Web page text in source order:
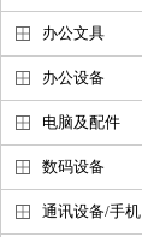
办公文具
办公设备
电脑及配件
数码设备
通讯设备/手机